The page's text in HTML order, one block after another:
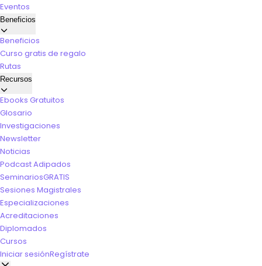
Eventos
Beneficios
Beneficios
Curso gratis de regalo
Rutas
Recursos
Ebooks Gratuitos
Glosario
Investigaciones
Newsletter
Noticias
Podcast Adipados
SeminariosGRATIS
Sesiones Magistrales
Especializaciones
Acreditaciones
Diplomados
Cursos
Iniciar sesiónRegístrate